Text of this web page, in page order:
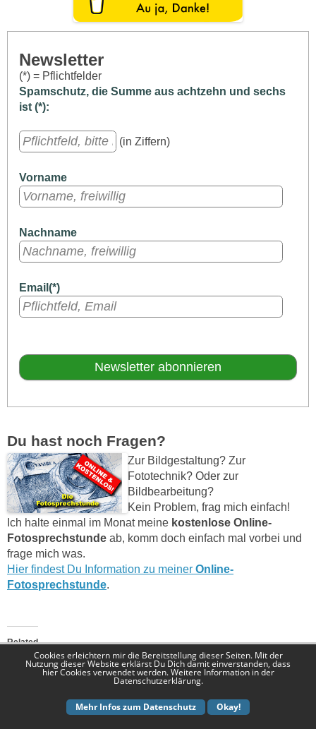
Newsletter
(*) = Pflichtfelder
Spamschutz, die Summe aus achtzehn und sechs
ist (*):
(in Ziffern)
Vorname
Nachname
Email(*)
Du hast noch Fragen?
Zur Bildgestaltung? Zur
Fototechnik? Oder zur
Bildbearbeitung?
Kein Problem, frag mich einfach!
Ich halte einmal im Monat meine kostenlose Online-
Fotosprechstunde ab, komm doch einfach mal vorbei und
frage mich was.
Hier findest Du Information zu meiner Online-
Fotosprechstunde.
Related
Cookies erleichtern mir die Bereitstellung dieser Seiten. Mit der
Nutzung dieser Website erklärst Du Dich damit einverstanden, dass
hier Cookies verwendet werden. Weitere Information in der
Datenschutzerklärung.
Mehr Infos zum Datenschutz Okay!